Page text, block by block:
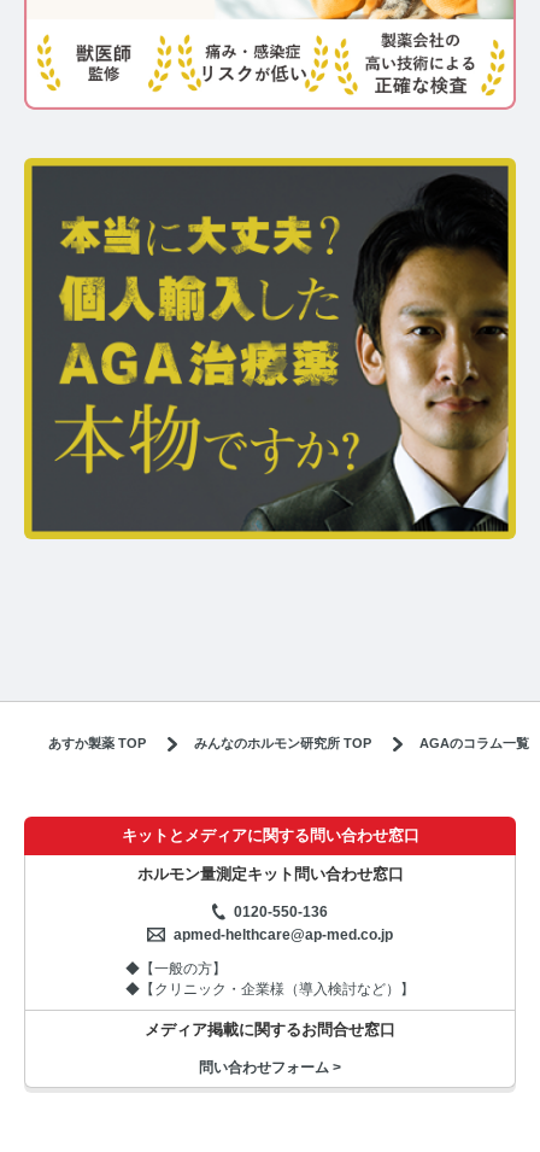
あすか製薬 TOP みんなのホルモン研究所 TOP AGAのコラム一覧
キットとメディアに関する問い合わせ窓口
ホルモン量測定キット問い合わせ窓口
0120-550-136
apmed-helthcare@ap-med.co.jp
◆【一般の方】
◆【クリニック・企業様（導入検討など）】
メディア掲載に関するお問合せ窓口
問い合わせフォーム >